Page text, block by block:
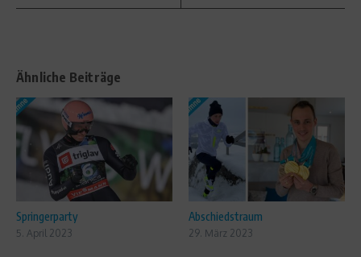
Ähnliche Beiträge
Springerparty
5. April 2023
Abschiedstraum
29. März 2023